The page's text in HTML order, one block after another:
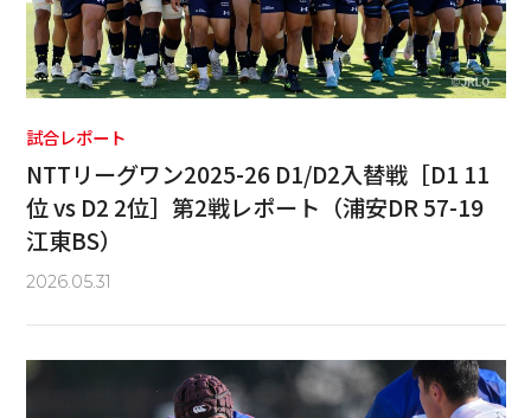
試合レポート
NTTリーグワン2025-26 D1/D2入替戦［D1 11
位 vs D2 2位］第2戦レポート（浦安DR 57-19
江東BS）
2026.05.31